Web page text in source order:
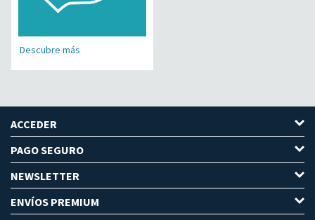
Descubre más
ACCEDER
PAGO SEGURO
NEWSLETTER
ENVÍOS PREMIUM